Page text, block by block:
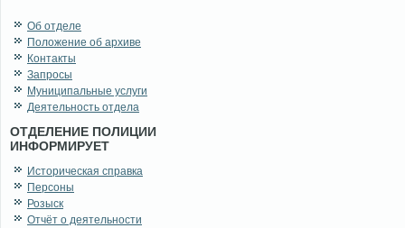
Об отделе
Положение об архиве
Контакты
Запросы
Муниципальные услуги
Деятельность отдела
ОТДЕЛЕНИЕ ПОЛИЦИИ
ИНФОРМИРУЕТ
Историческая справка
Персоны
Розыск
Отчёт о деятельности